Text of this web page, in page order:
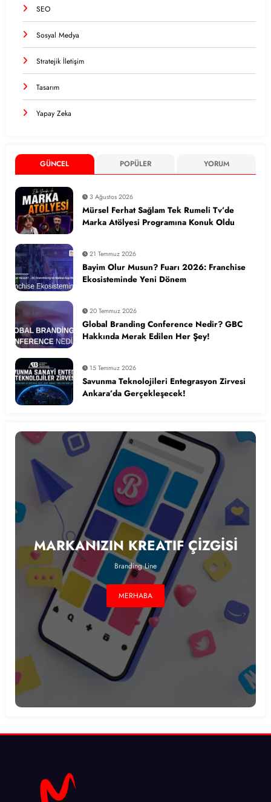
SEO
Sosyal Medya
Stratejik İletişim
Tasarım
Yapay Zeka
GÜNCEL POPÜLER YORUM
3 Ağustos 2026
Mürsel Ferhat Sağlam Tek Rumeli Tv’de
Marka Atölyesi Programına Konuk Oldu
21 Temmuz 2026
Bayim Olur Musun? Fuarı 2026: Franchise
Ekosisteminde Yeni Dönem
20 Temmuz 2026
Global Branding Conference Nedir? GBC
Hakkında Merak Edilen Her Şey!
15 Temmuz 2026
Savunma Teknolojileri Entegrasyon Zirvesi
Ankara’da Gerçekleşecek!
MARKANIZIN KREATIF ÇİZGİSİ
Branding Line
MERHABA